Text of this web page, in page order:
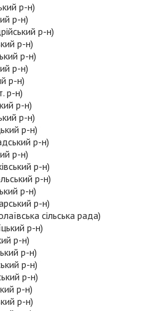
р-н)
р-н)
р-н)
р-н)
р-н)
р-н)
р-н)
р-н)
р-н)
р-н)
р-н)
р-н)
р-н)
р-н)
р-н)
р-н)
р-н)
сільська рада)
р-н)
р-н)
р-н)
р-н)
р-н)
р-н)
р-н)